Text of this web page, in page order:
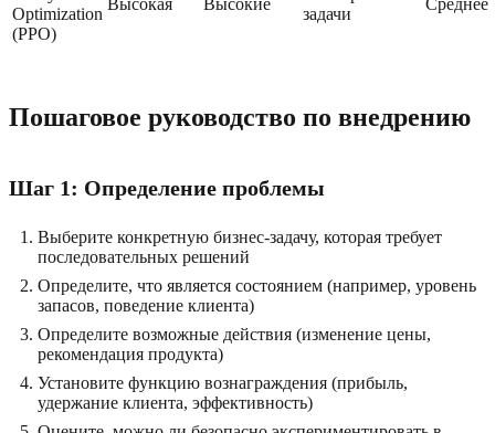
Optimization
(PPO)
Высокая Высокие
задачи
Среднее
Пошаговое руководство по внедрению
Шаг 1: Определение проблемы
Выберите конкретную бизнес-задачу, которая требует
последовательных решений
Определите, что является состоянием (например, уровень
запасов, поведение клиента)
Определите возможные действия (изменение цены,
рекомендация продукта)
Установите функцию вознаграждения (прибыль,
удержание клиента, эффективность)